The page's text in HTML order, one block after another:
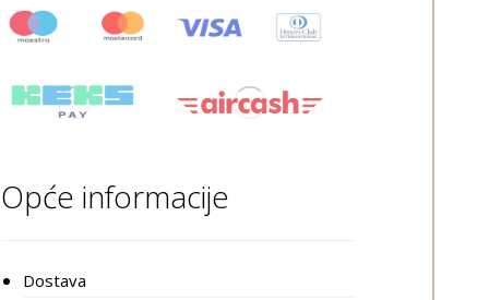
Opće informacije
Dostava